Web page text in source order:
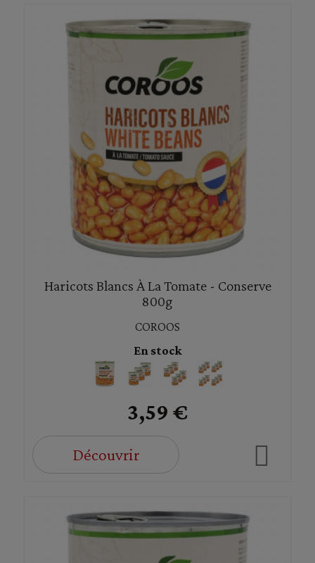
Haricots Blancs À La Tomate - Conserve
800g
COROOS
En stock
3,59 €
Découvrir